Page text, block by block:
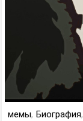
мемы, Биография,